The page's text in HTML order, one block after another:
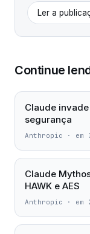
Ler a
Continue
Claude
segurança
Anthropic · em
Claude
HAWK e AES
Anthropic · em